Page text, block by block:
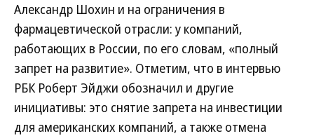
Александр Шохин и на ограничения в
фармацевтической отрасли: у компаний,
работающих в России, по его словам, «полный
запрет на развитие». Отметим, что в интервью
РБК Роберт Эйджи обозначил и другие
инициативы: это снятие запрета на инвестиции
для американских компаний, а также отмена